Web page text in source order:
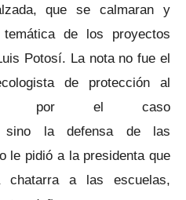
que se calmaran y
de los proyectos
Potosí. La nota no fue el
de protección al
por el caso
sino la defensa de las
le pidió a la presidenta que
chatarra a las escuelas,